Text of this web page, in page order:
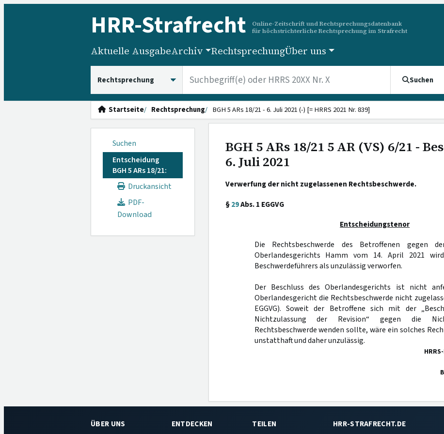
HRR-Strafrecht
Online-Zeitschrift und Rechtsprechungsdatenbank
für höchstrichterliche Rechtsprechung im Strafrecht
Aktuelle AusgabeArchiv RechtsprechungÜber uns
Suchen
Startseite Rechtsprechung BGH 5 ARs 18/21 - 6. Juli 2021 (-) [= HRRS 2021 Nr. 839]
Suchen
Entscheidung
BGH 5 ARs 18/21:
Druckansicht
PDF-
Download
BGH 5 ARs 18/21 5 AR (VS) 6/21 -
6. Juli 2021
Verwerfung der nicht zugelassenen Rechtsbeschwerde.
§29Abs. 1 EGGVG
Entscheidungstenor
Die Rechtsbeschwerde des Betroffenen gegen
Oberlandesgerichts Hamm vom 14. April 2021
Beschwerdeführers als unzulässig verworfen.
Der Beschluss des Oberlandesgerichts ist nicht
Oberlandesgericht die Rechtsbeschwerde nicht
EGGVG). Soweit der Betroffene sich mit der
Nichtzulassung der Revision“ gegen die
Rechtsbeschwerde wenden sollte, wäre ein solches
unstatthaft und daher unzulässig.
ÜBER UNS ENTDECKEN TEILEN HRR-STRAFRECHT.DE